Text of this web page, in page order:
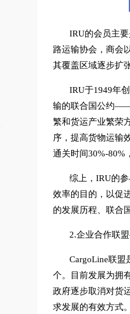
IRU的会员主
路运输协会，商会
其覆盖区域逐步扩
IRU于1949年
输的联合国公约——
繁和货运产业繁荣
序，提高货物运输
通关时间30%-80%
综上，IRU的
效率的目的，以促
的发展历程、联合
2.企业合作联
CargoLine联
个。目前发展为拥
政府逐步取消对货
求发展的有效方式